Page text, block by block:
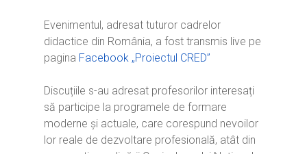
Evenimentul, adresat tuturor cadrelor
didactice din România, a fost transmis live pe
pagina Facebook „Proiectul CRED”
Discuțiile s-au adresat profesorilor interesați
să participe la programele de formare
moderne și actuale, care corespund nevoilor
lor reale de dezvoltare profesională, atât din